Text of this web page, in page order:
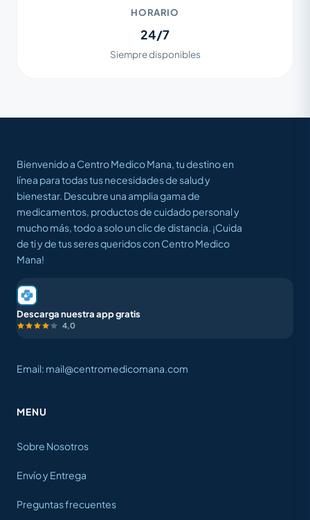
HORARIO
24/7
Siempre disponibles
Bienvenido a Centro Medico Mana, tu destino en
línea para todas tus necesidades de salud y
bienestar. Descubre una amplia gama de
medicamentos, productos de cuidado personal y
mucho más, todo a solo un clic de distancia. ¡Cuida
de ti y de tus seres queridos con Centro Medico
Mana!
Descarga nuestra app gratis
4,0
Email: mail@centromedicomana.com
MENU
Sobre Nosotros
Envío y Entrega
Preguntas frecuentes